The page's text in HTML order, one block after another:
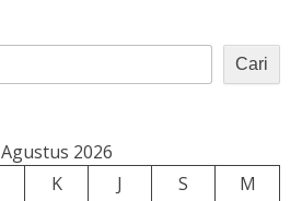
Cari
Agustus 2026
K J S
M